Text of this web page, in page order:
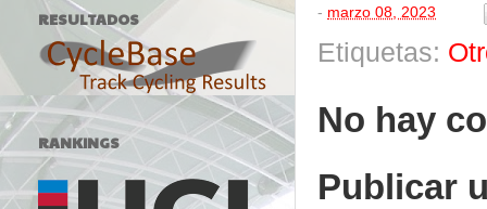
- marzo 08, 2023
Etiquetas:
No hay
Publicar
RESULTADOS
RANKINGS